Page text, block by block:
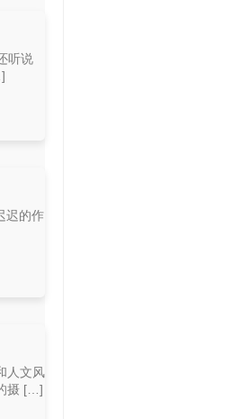
听说
迟的作
人文风
摄 […]